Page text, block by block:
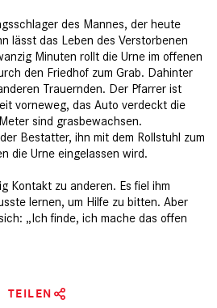
des Mannes, der heute
lässt das Leben des Verstorbenen
Minuten rollt die Urne im offenen
den Friedhof zum Grab. Dahinter
Trauernden. Der Pfarrer ist
vorneweg, das Auto verdeckt die
sind grasbewachsen.
Bestatter, ihn mit dem Rollstuhl zum
die Urne eingelassen wird.
Kontakt zu anderen. Es fiel ihm
lernen, um Hilfe zu bitten. Aber
„Ich finde, ich mache das offen
TEILEN